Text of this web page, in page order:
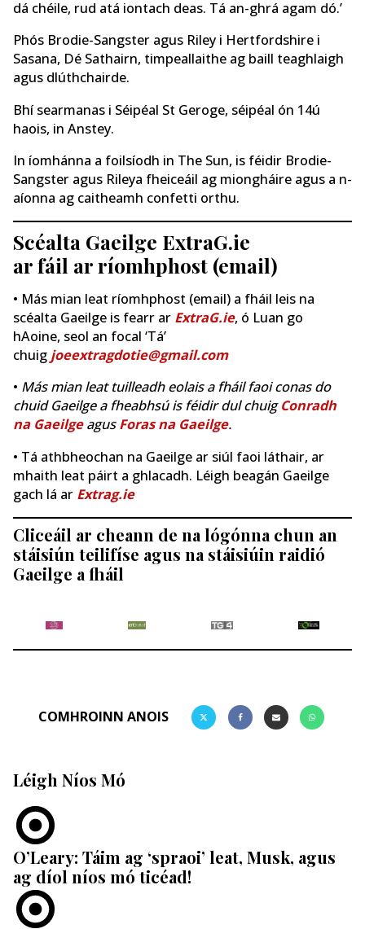
dá chéile, rud atá iontach deas. Tá an-ghrá agam dó.’
Phós Brodie-Sangster agus Riley i Hertfordshire i
Sasana, Dé Sathairn, timpeallaithe ag baill teaghlaigh
agus dlúthchairde.
Bhí searmanas i Séipéal St Geroge, séipéal ón 14ú
haois, in Anstey.
In íomhánna a foilsíodh in The Sun, is féidir Brodie-
Sangster agus Rileya fheiceáil ag miongháire agus a n-
aíonna ag caitheamh confetti orthu.
Scéalta Gaeilge ExtraG.ie
ar fáil ar ríomhphost (email)
• Más mian leat ríomhphost (email) a fháil leis na
scéalta Gaeilge is fearr ar ExtraG.ie, ó Luan go
hAoine, seol an focal ‘Tá’
chuig joeextragdotie@gmail.com
• Más mian leat tuilleadh eolais a fháil faoi conas do
chuid Gaeilge a fheabhsú is féidir dul chuigConradh
na GaeilgeagusForas na Gaeilge.
• Tá athbheochan na Gaeilge ar siúl faoi láthair, ar
mhaith leat páirt a ghlacadh. Léigh beagán Gaeilge
gach lá ar Extrag.ie
Cliceáil ar cheann de na lógónna chun an
stáisiún teilifíse agus na stáisiúin raidió
Gaeilge a fháil
COMHROINN ANOIS
Léigh Níos Mó
O’Leary: Táim ag ‘spraoi’ leat, Musk, agus
ag díol níos mó ticéad!